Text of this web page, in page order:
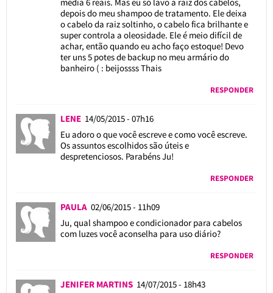
depois do meu shampoo de tratamento. Ele deixa
o cabelo da raiz soltinho, o cabelo fica brilhante e
super controla a oleosidade. Ele é meio difícil de
achar, então quando eu acho faço estoque! Devo
ter uns 5 potes de backup no meu armário do
banheiro ( : beijossss Thais
RESPONDER
LENE 14/05/2015 - 07h16
Eu adoro o que você escreve e como você escreve.
Os assuntos escolhidos são úteis e
despretenciosos. Parabéns Ju!
RESPONDER
PAULA 02/06/2015 - 11h09
Ju, qual shampoo e condicionador para cabelos
com luzes você aconselha para uso diário?
RESPONDER
JENIFER MARTINS 14/07/2015 - 18h43